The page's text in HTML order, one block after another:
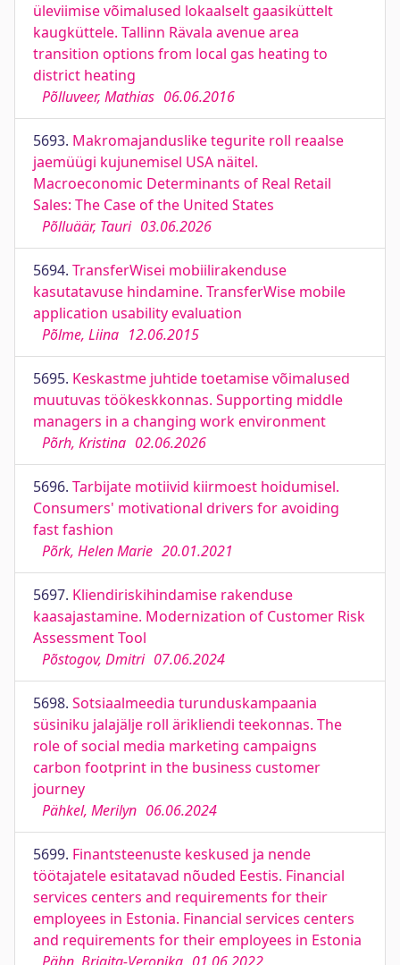
üleviimise võimalused lokaalselt gaasiküttelt
kaugküttele. Tallinn Rävala avenue area
transition options from local gas heating to
district heating
Põlluveer, Mathias 06.06.2016
5693. Makromajanduslike tegurite roll reaalse
jaemüügi kujunemisel USA näitel.
Macroeconomic Determinants of Real Retail
Sales: The Case of the United States
Põlluäär, Tauri 03.06.2026
5694. TransferWisei mobiilirakenduse
kasutatavuse hindamine. TransferWise mobile
application usability evaluation
Põlme, Liina 12.06.2015
5695. Keskastme juhtide toetamise võimalused
muutuvas töökeskkonnas. Supporting middle
managers in a changing work environment
Põrh, Kristina 02.06.2026
5696. Tarbijate motiivid kiirmoest hoidumisel.
Consumers' motivational drivers for avoiding
fast fashion
Põrk, Helen Marie 20.01.2021
5697. Kliendiriskihindamise rakenduse
kaasajastamine. Modernization of Customer Risk
Assessment Tool
Põstogov, Dmitri 07.06.2024
5698. Sotsiaalmeedia turunduskampaania
süsiniku jalajälje roll ärikliendi teekonnas. The
role of social media marketing campaigns
carbon footprint in the business customer
journey
Pähkel, Merilyn 06.06.2024
5699. Finantsteenuste keskused ja nende
töötajatele esitatavad nõuded Eestis. Financial
services centers and requirements for their
employees in Estonia. Financial services centers
and requirements for their employees in Estonia